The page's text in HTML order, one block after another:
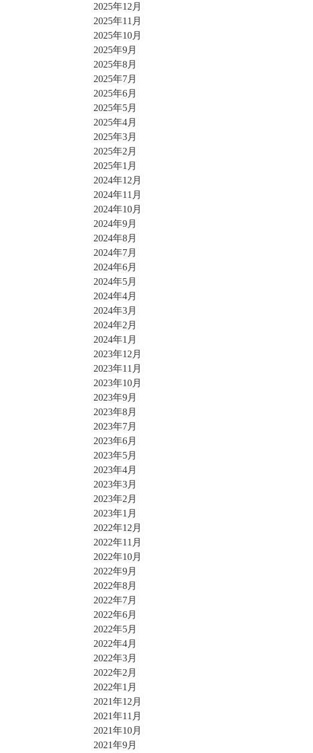
2025年12月
2025年11月
2025年10月
2025年9月
2025年8月
2025年7月
2025年6月
2025年5月
2025年4月
2025年3月
2025年2月
2025年1月
2024年12月
2024年11月
2024年10月
2024年9月
2024年8月
2024年7月
2024年6月
2024年5月
2024年4月
2024年3月
2024年2月
2024年1月
2023年12月
2023年11月
2023年10月
2023年9月
2023年8月
2023年7月
2023年6月
2023年5月
2023年4月
2023年3月
2023年2月
2023年1月
2022年12月
2022年11月
2022年10月
2022年9月
2022年8月
2022年7月
2022年6月
2022年5月
2022年4月
2022年3月
2022年2月
2022年1月
2021年12月
2021年11月
2021年10月
2021年9月